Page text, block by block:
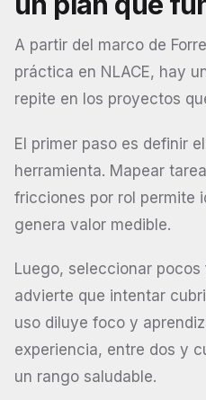
A partir del marco de
práctica en NLACE, hay
repite en los proyectos
El primer paso es definir
herramienta. Mapear
fricciones por rol permite
genera valor medible.
Luego, seleccionar
advierte que intentar
uso diluye foco y
experiencia, entre dos y
un rango saludable.